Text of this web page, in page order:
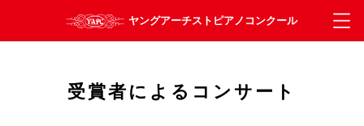
受賞者によるコンサート